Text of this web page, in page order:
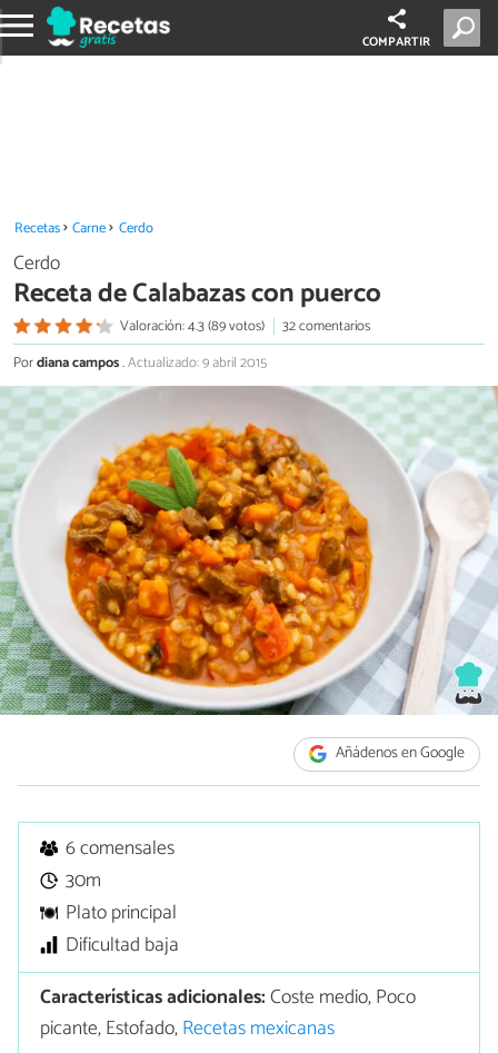
COMPARTIR
Recetas Carne Cerdo
Cerdo
Receta de Calabazas con puerco
Valoración: 4.3 (89 votos)
32 comentarios
Pordiana campos.Actualizado: 9 abril 2015
Añádenos en Google
6 comensales
30m
Plato principal
Dificultad baja
Características adicionales:Coste medio, Poco
picante, Estofado,Recetas mexicanas